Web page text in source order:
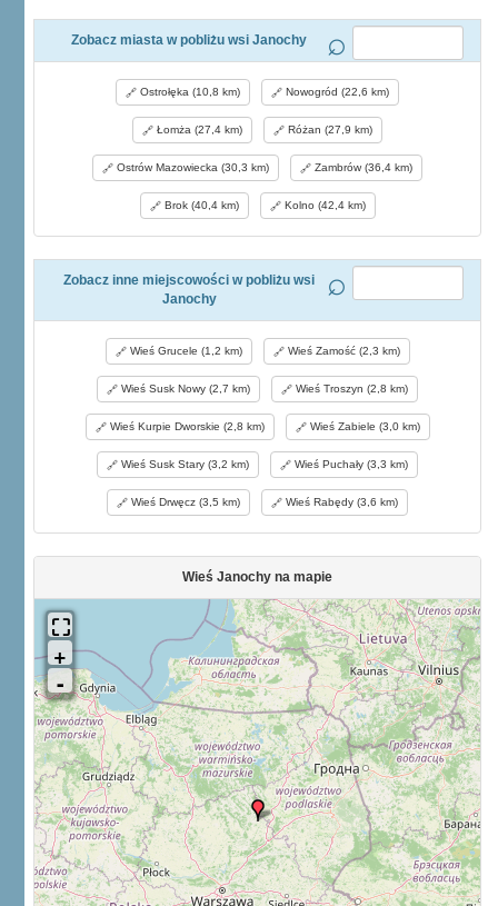
Zobacz miasta w pobliżu wsi Janochy
Ostrołęka (10,8 km) Nowogród (22,6 km)
Łomża (27,4 km) Różan (27,9 km)
Ostrów Mazowiecka (30,3 km) Zambrów (36,4 km)
Brok (40,4 km) Kolno (42,4 km)
Zobacz inne miejscowości w pobliżu wsi
Janochy
Wieś Grucele (1,2 km) Wieś Zamość (2,3 km)
Wieś Susk Nowy (2,7 km) Wieś Troszyn (2,8 km)
Wieś Kurpie Dworskie (2,8 km) Wieś Zabiele (3,0 km)
Wieś Susk Stary (3,2 km) Wieś Puchały (3,3 km)
Wieś Drwęcz (3,5 km) Wieś Rabędy (3,6 km)
Wieś Janochy na mapie